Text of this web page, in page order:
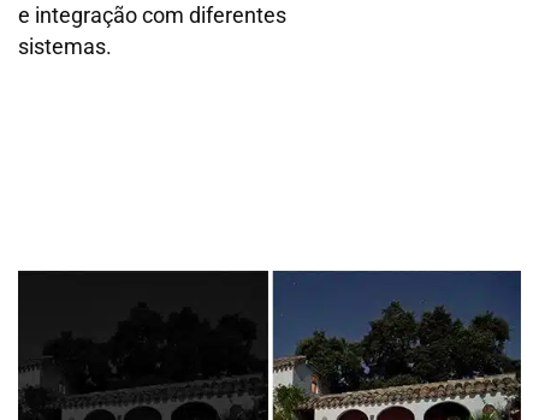
e integração com diferentes
sistemas.